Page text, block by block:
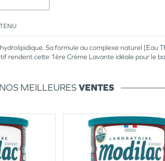
Sa formule au complexe naturel [Eau
rendent cette 1ère Crème Lavante idéale pour le
NOS MEILLEURESVENTES